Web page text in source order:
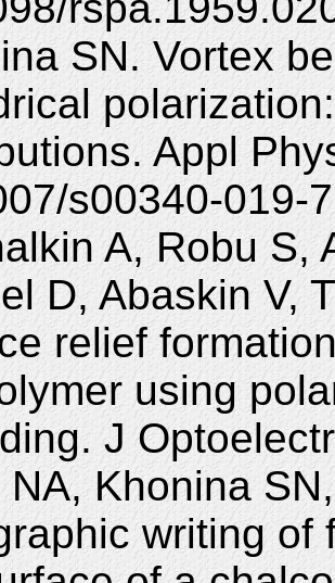
SN. Vortex
Appl
s00340-019-
A, Robu S,
D, Abaskin V,
relief
using
J
NA, Khonina
writing of